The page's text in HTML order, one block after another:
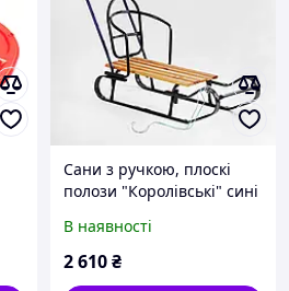
Сани з ручкою, плоскі
полози "Королівські" сині
В наявності
2 610₴